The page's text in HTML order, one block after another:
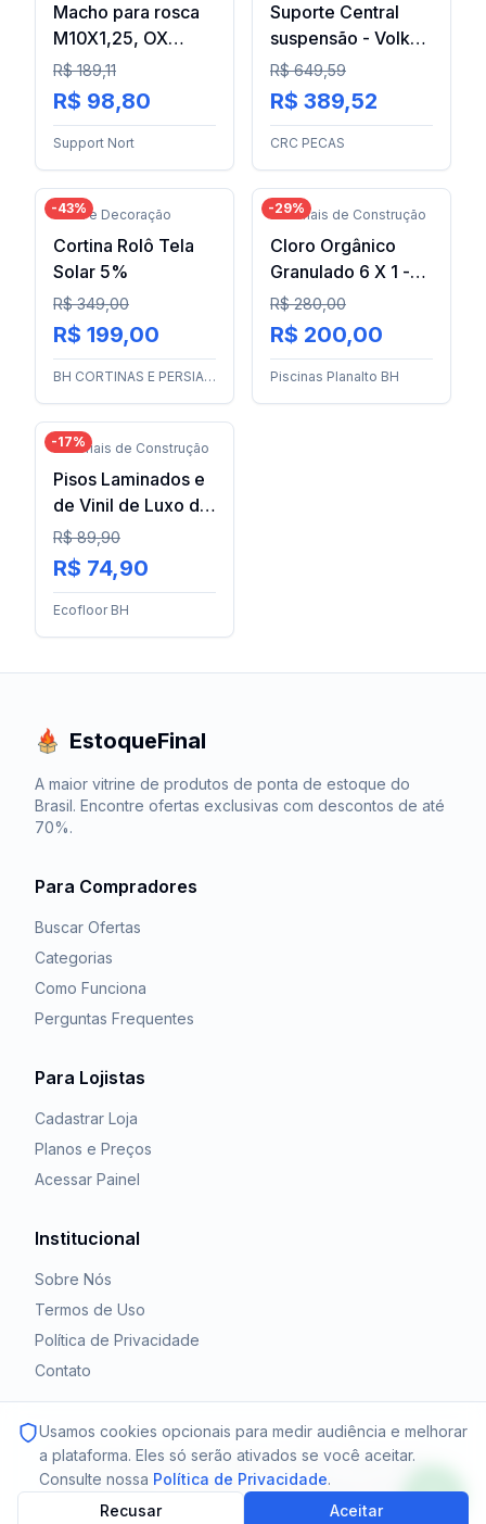
Macho para rosca
M10X1,25, OX
Helicoidal OSG
R$ 189,11
R$ 98,80
Support Nort
Suporte Central
suspensão - Volks-
Ford-Scania
R$ 649,59
R$ 389,52
CRC PECAS
-43%
Casa e Decoração
Cortina Rolô Tela
Solar 5%
R$ 349,00
R$ 199,00
BH CORTINAS E PERSIANAS LTDA
-29%
Materiais de Construção
Cloro Orgânico
Granulado 6 X 1 -
Donatti 10 Kg
R$ 280,00
R$ 200,00
Piscinas Planalto BH
-17%
Materiais de Construção
Pisos Laminados e
de Vinil de Luxo da
Quick-Step –
Premiere
R$ 89,90
R$ 74,90
Ecofloor BH
EstoqueFinal
A maior vitrine de produtos de ponta de estoque do
Brasil. Encontre ofertas exclusivas com descontos de até
70%.
Para Compradores
Buscar Ofertas
Categorias
Como Funciona
Perguntas Frequentes
Para Lojistas
Cadastrar Loja
Planos e Preços
Acessar Painel
Institucional
Sobre Nós
Termos de Uso
Política de Privacidade
Contato
©2026EstoqueFinal. Todos os direitos reservados.
Desenvolvido com dedicação por Tomoyo Systems
Usamos cookies opcionais para medir audiência e melhorar
a plataforma. Eles só serão ativados se você aceitar.
Consulte nossa Política de Privacidade.
Recusar
Aceitar